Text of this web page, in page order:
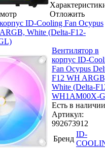
Отложить
ID-Cooling Fan Ocypus
White (Delta-F12-
Вентилятор в
корпус ID-
Fan Ocypus
F12 WH
White (Delta-
WH1AM00X-
Есть в наличии
Артикул:
992673912
Бренд
ID-